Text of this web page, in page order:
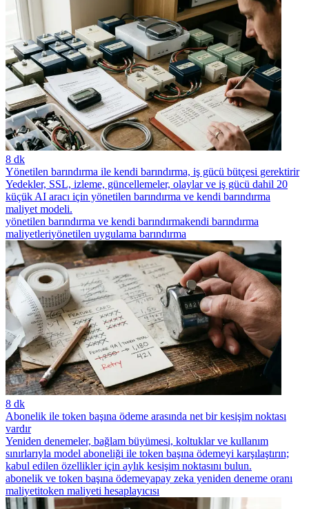
8 dk
Yönetilen barındırma ile kendi barındırma, iş gücü bütçesi gerektirir
Yedekler, SSL, izleme, güncellemeler, olaylar ve iş gücü dahil 20
küçük AI aracı için yönetilen barındırma ve kendi barındırma
maliyet modeli.
yönetilen barındırma ve kendi barındırmakendi barındırma
maliyetleriyönetilen uygulama barındırma
8 dk
Abonelik ile token başına ödeme arasında net bir kesişim noktası
vardır
Yeniden denemeler, bağlam büyümesi, koltuklar ve kullanım
sınırlarıyla model aboneliği ile token başına ödemeyi karşılaştırın;
kabul edilen özellikler için aylık kesişim noktasını bulun.
abonelik ve token başına ödemeyapay zeka yeniden deneme oranı
maliyetitoken maliyeti hesaplayıcısı